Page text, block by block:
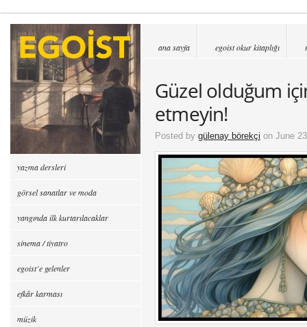
ana sayfa egoist okur kitaplığı
Güzel olduğum
etmeyin!
Posted by gülenay börekçi on June
yazma dersleri
görsel sanatlar ve moda
yangında ilk kurtarılacaklar
sinema / tiyatro
egoist’e gelenler
efkâr karması
müzik